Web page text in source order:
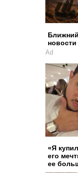
Ad
«Я
его
ее